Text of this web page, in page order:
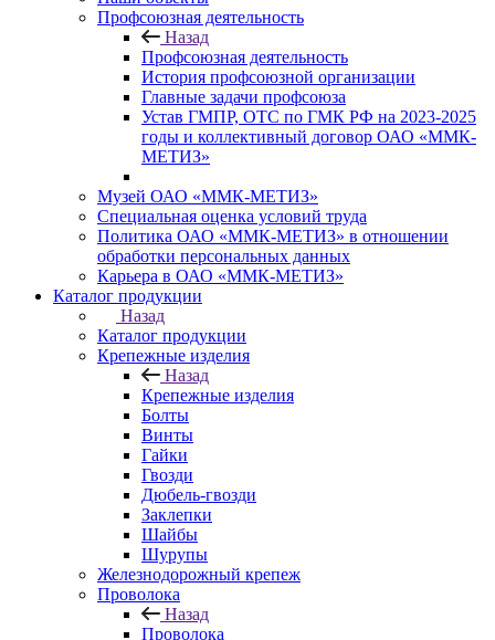
Профсоюзная деятельность
Назад
Профсоюзная деятельность
История профсоюзной организации
Главные задачи профсоюза
Устав ГМПР, ОТС по ГМК РФ на 2023-2025
годы и коллективный договор ОАО «ММК-
МЕТИЗ»
Музей ОАО «ММК-МЕТИЗ»
Специальная оценка условий труда
Политика ОАО «ММК-МЕТИЗ» в отношении
обработки персональных данных
Карьера в ОАО «ММК-МЕТИЗ»
Каталог продукции
Назад
Каталог продукции
Крепежные изделия
Назад
Крепежные изделия
Болты
Винты
Гайки
Гвозди
Дюбель-гвозди
Заклепки
Шайбы
Шурупы
Железнодорожный крепеж
Проволока
Назад
Проволока